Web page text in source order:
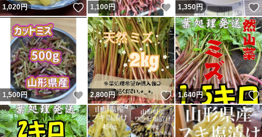
1,020円 いいね！
1,100円 いいね！
1,350円
1,500円 いいね！
2,800円 いいね！
1,640円